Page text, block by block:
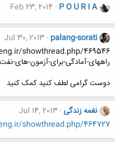
P O U R I A
Feb 23, 2014
palang-sorati
Jul 30, 2013
راههای-آمادگی-برای-آزمون-های-
دوست گرامی لطف کنید کمک کنید
نغمه زندگی Jul 14, 2013
showthread.php/464727